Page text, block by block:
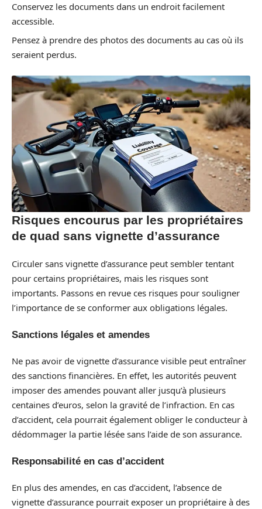
Conservez les documents dans un endroit facilement
accessible.
Pensez à prendre des photos des documents au cas où ils
seraient perdus.
Risques encourus par les propriétaires
de quad sans vignette d’assurance
Circuler sans vignette d’assurance peut sembler tentant
pour certains propriétaires, mais les risques sont
importants. Passons en revue ces risques pour souligner
l’importance de se conformer aux obligations légales.
Sanctions légales et amendes
Ne pas avoir de vignette d’assurance visible peut entraîner
des sanctions financières. En effet, les autorités peuvent
imposer des amendes pouvant aller jusqu’à plusieurs
centaines d’euros, selon la gravité de l’infraction. En cas
d’accident, cela pourrait également obliger le conducteur à
dédommager la partie lésée sans l’aide de son assurance.
Responsabilité en cas d’accident
En plus des amendes, en cas d’accident, l’absence de
vignette d’assurance pourrait exposer un propriétaire à des